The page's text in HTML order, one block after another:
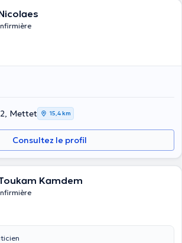
Mettet 15,4 km
Consultez le profil
Kamdem